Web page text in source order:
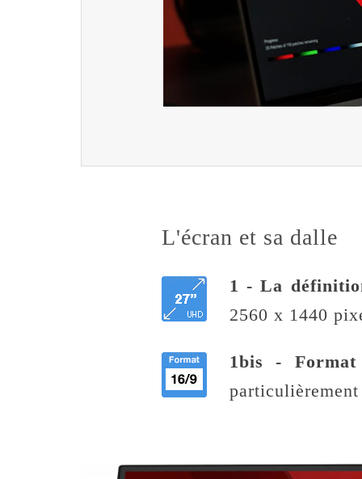
L'écran et sa dalle
1 - La
2560 x 1440
1bis -